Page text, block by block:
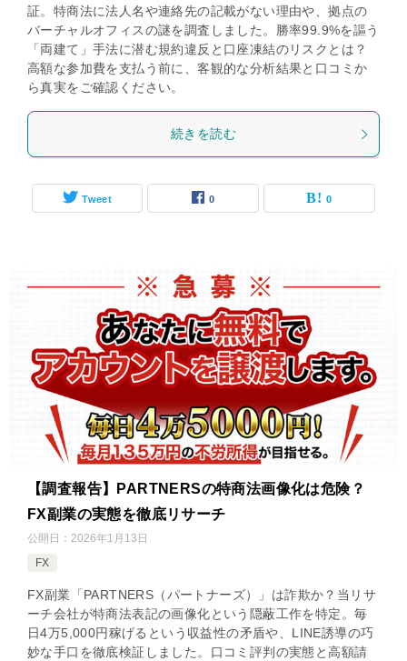
証。特商法に法人名や連絡先の記載がない理由や、拠点の
バーチャルオフィスの謎を調査しました。勝率99.9%を謳う
「両建て」手法に潜む規約違反と口座凍結のリスクとは？
高額な参加費を支払う前に、客観的な分析結果と口コミか
ら真実をご確認ください。
続きを読む
Tweet 0 0
【調査報告】PARTNERSの特商法画像化は危険？
FX副業の実態を徹底リサーチ
公開日： 2026年1月13日
FX
FX副業「PARTNERS（パートナーズ）」は詐欺か？当リサ
ーチ会社が特商法表記の画像化という隠蔽工作を特定。毎
日4万5,000円稼げるという収益性の矛盾や、LINE誘導の巧
妙な手口を徹底検証しました。口コミ評判の実態と高額請